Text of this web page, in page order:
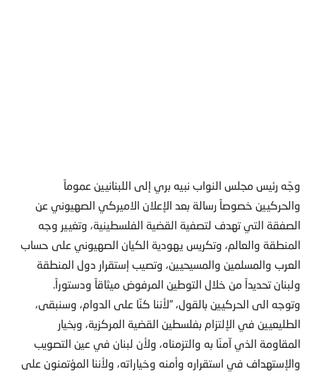
وجّه رئيس مجلس النواب نبيه بري إلى اللبنانيين عموماً
والحركيين خصوصاً رسالة بعد الإعلان الاميركي الصهيوني عن
الصفقة التي تهدف لتصفية القضية الفلسطينية، وتغيير وجه
المنطقة والعالم، وتكريس يهودية الكيان الصهيوني على حساب
العرب والمسلمين والمسيحيين، وتصيب إستقرار دول المنطقة
ولبنان تحديداً من خلال التوطين المرفوض ميثاقاً ودستوراً.
وتوجه الى الحركيين بالقول، “لأننا كنّا على الدوام، وسنبقى،
الطليعيين في الإلتزام بفلسطين القضية المركزية، وبخيار
المقاومة الذي آمنّا به والتزمناه، ولأن لبنان في عين التصويب
والإستهداف في استقراره وأمنه وخياراته، ولأننا المؤتمنون على